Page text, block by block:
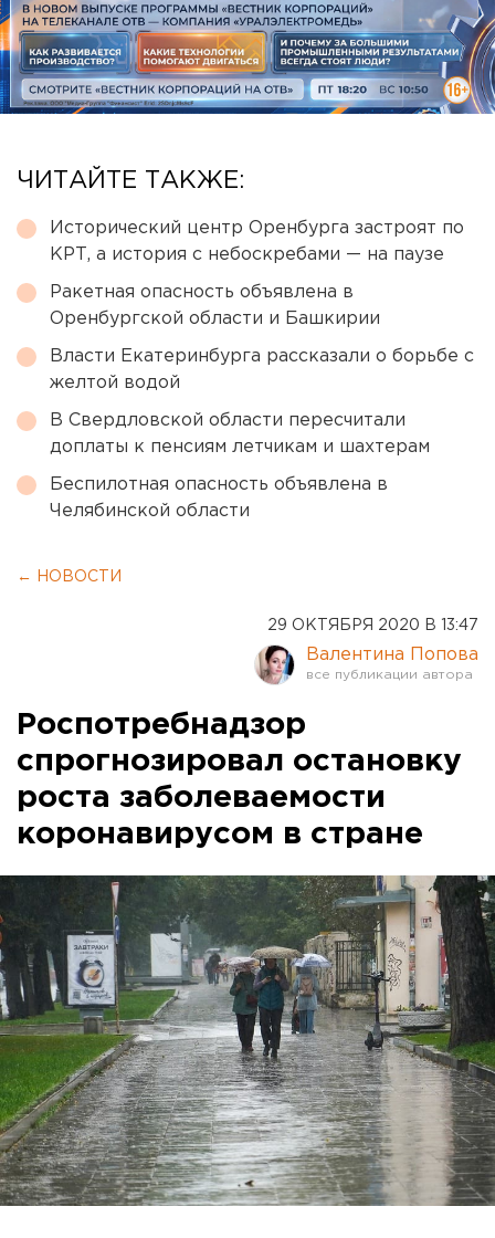
ЧИТАЙТЕ ТАКЖЕ:
Исторический центр Оренбурга застроят по
КРТ, а история с небоскребами — на паузе
Ракетная опасность объявлена в
Оренбургской области и Башкирии
Власти Екатеринбурга рассказали о борьбе с
желтой водой
В Свердловской области пересчитали
доплаты к пенсиям летчикам и шахтерам
Беспилотная опасность объявлена в
Челябинской области
← НОВОСТИ
29 ОКТЯБРЯ 2020 В 13:47
Валентина Попова
Роспотребнадзор
спрогнозировал остановку
роста заболеваемости
коронавирусом в стране